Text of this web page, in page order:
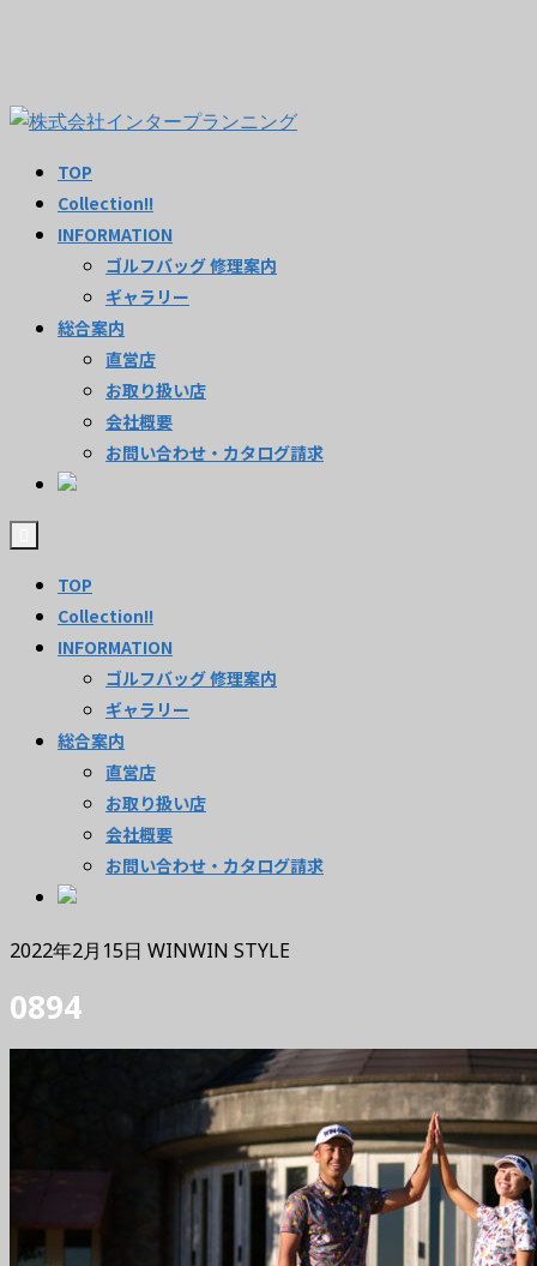
TOP
Collection!!
INFORMATION
ゴルフバッグ 修理案内
ギャラリー
総合案内
直営店
お取り扱い店
会社概要
お問い合わせ・カタログ請求
TOP
Collection!!
INFORMATION
ゴルフバッグ 修理案内
ギャラリー
総合案内
直営店
お取り扱い店
会社概要
お問い合わせ・カタログ請求
2022年2月15日 WINWIN STYLE
0894